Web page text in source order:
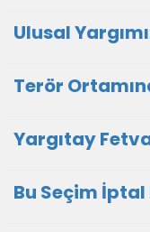
Ulusal
Terör
Yargıtay
Bu Seçim